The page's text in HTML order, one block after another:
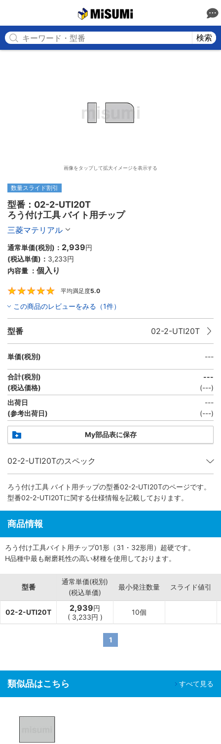
検索
画像をタップして拡大イメージを表示する
数量スライド割引
型番：02-2-UTI20T
ろう付け工具 バイト用チップ
三菱マテリアル
通常単価(税別)： 2,939円
(税込単価)： 3,233円
内容量 ： 個入り
平均満足度5.0
この商品のレビューをみる（1件）
型番 02-2-UTI20T
単価(税別) ---
合計(税別)
(税込価格)
---
(---)
出荷日
(参考出荷日)
---
(---)
My部品表に保存
02-2-UTI20Tのスペック
ろう付け工具 バイト用チップの型番02-2-UTI20Tのページです。
型番02-2-UTI20Tに関する仕様情報を記載しております。
商品情報
ろう付け工具バイト用チップ01形（31・32形用）超硬です。
H品種中最も耐磨耗性の高い材種を使用しております。
型番
通常単価(税別)
(税込単価)
最小発注数量 スライド値引
02-2-UTI20T 2,939円
( 3,233円 )
10個
1
類似品はこちら すべて見る